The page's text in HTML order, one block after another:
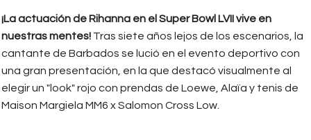
¡La actuación de Rihanna en el Super Bowl LVII vive en
nuestras mentes! Tras siete años lejos de los escenarios, la
cantante de Barbados se lució en el evento deportivo con
una gran presentación, en la que destacó visualmente al
elegir un "look" rojo con prendas de Loewe, Alaïa y tenis de
Maison Margiela MM6 x Salomon Cross Low.